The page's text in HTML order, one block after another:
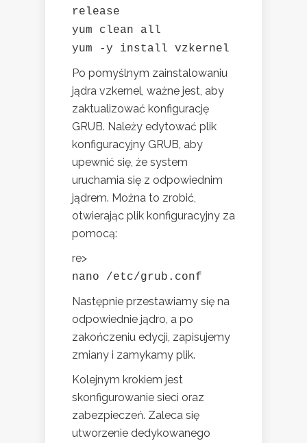
release
yum clean all
yum -y install vzkernel
Po pomyślnym zainstalowaniu
jądra vzkernel, ważne jest, aby
zaktualizować konfigurację
GRUB. Należy edytować plik
konfiguracyjny GRUB, aby
upewnić się, że system
uruchamia się z odpowiednim
jądrem. Można to zrobić,
otwierając plik konfiguracyjny za
pomocą:
re>
nano /etc/grub.conf
Następnie przestawiamy się na
odpowiednie jądro, a po
zakończeniu edycji, zapisujemy
zmiany i zamykamy plik.
Kolejnym krokiem jest
skonfigurowanie sieci oraz
zabezpieczeń. Zaleca się
utworzenie dedykowanego